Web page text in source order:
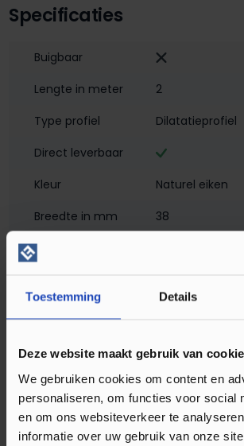
Toestemming Details
Deze website maakt gebruik van
We gebruiken cookies om content en
personaliseren, om functies voor social
en om ons websiteverkeer te
informatie over uw gebruik van onze
Specificaties
Buigbaar
Lengte in meter
2
Type profiel
Dilatatieprofiel
Direct leverbaar
Kleur
Naturel eiken
Breedte in mm
38
Hoogte in mm
Profielen
Soort profiel
Klik PVC,